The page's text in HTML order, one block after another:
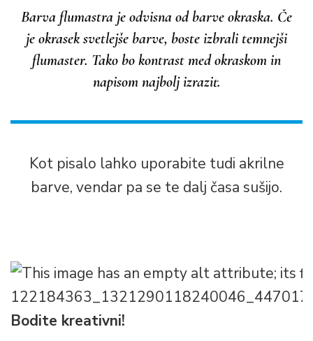
Barva flumastra je odvisna od barve okraska. Če
je okrasek svetlejše barve, boste izbrali temnejši
flumaster. Tako bo kontrast med okraskom in
napisom najbolj izrazit.
Kot pisalo lahko uporabite tudi akrilne
barve, vendar pa se te dalj časa sušijo.
Bodite kreativni!